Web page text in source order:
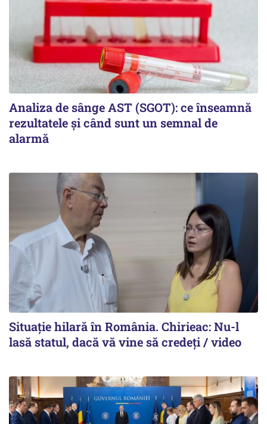
Analiza de sânge AST (SGOT): ce înseamnă
rezultatele și când sunt un semnal de
alarmă
Situație hilară în România. Chirieac: Nu-l
lasă statul, dacă vă vine să credeți / video